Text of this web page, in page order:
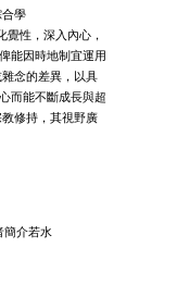
合學
覺性，深入內心，
能因時地制宜運用
念的差異，以具
而能不斷成長與超
修持，其視野廣
簡介若水